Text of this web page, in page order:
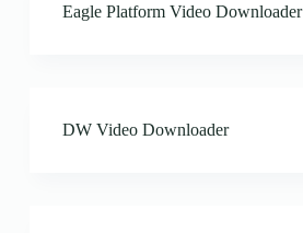
Eagle Platform Video Downloader
DW Video Downloader